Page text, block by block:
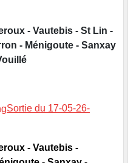
- Vautebis - St Lin -
- Ménigoute - Sanxay
Sortie du 17-05-26-
- Vautebis -